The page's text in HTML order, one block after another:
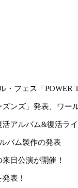
・フェス「POWER
ンズ」発表、ワー
活アルバム&復活ラ
バム製作の発表
日公演が開催！
表！